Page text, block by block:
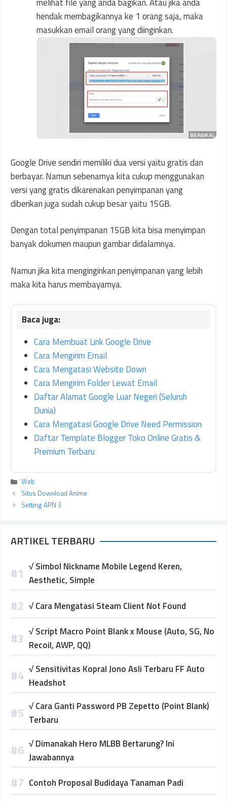
melihat file yang anda bagikan. Atau jika anda
hendak membagikannya ke 1 orang saja, maka
masukkan email orang yang diinginkan.
Google Drive sendiri memiliki dua versi yaitu gratis dan
berbayar. Namun sebenarnya kita cukup menggunakan
versi yang gratis dikarenakan penyimpanan yang
diberikan juga sudah cukup besar yaitu 15GB.
Dengan total penyimpanan 15GB kita bisa menyimpan
banyak dokumen maupun gambar didalamnya.
Namun jika kita menginginkan penyimpanan yang lebih
maka kita harus membayarnya.
Cara Membuat Link Google Drive
Cara Mengirim Email
Cara Mengatasi Website Down
Cara Mengirim Folder Lewat Email
Daftar Alamat Google Luar Negeri (Seluruh
Dunia)
Cara Mengatasi Google Drive Need Permission
Daftar Template Blogger Toko Online Gratis &
Premium Terbaru
Kategori
Web
Situs Download Anime
Setting APN 3
ARTIKEL TERBARU
√ Simbol Nickname Mobile Legend Keren,
Aesthetic, Simple
√ Cara Mengatasi Steam Client Not Found
√ Script Macro Point Blank x Mouse (Auto, SG, No
Recoil, AWP, QQ)
√ Sensitivitas Kopral Jono Asli Terbaru FF Auto
Headshot
√ Cara Ganti Password PB Zepetto (Point Blank)
Terbaru
√ Dimanakah Hero MLBB Bertarung? Ini
Jawabannya
Contoh Proposal Budidaya Tanaman Padi